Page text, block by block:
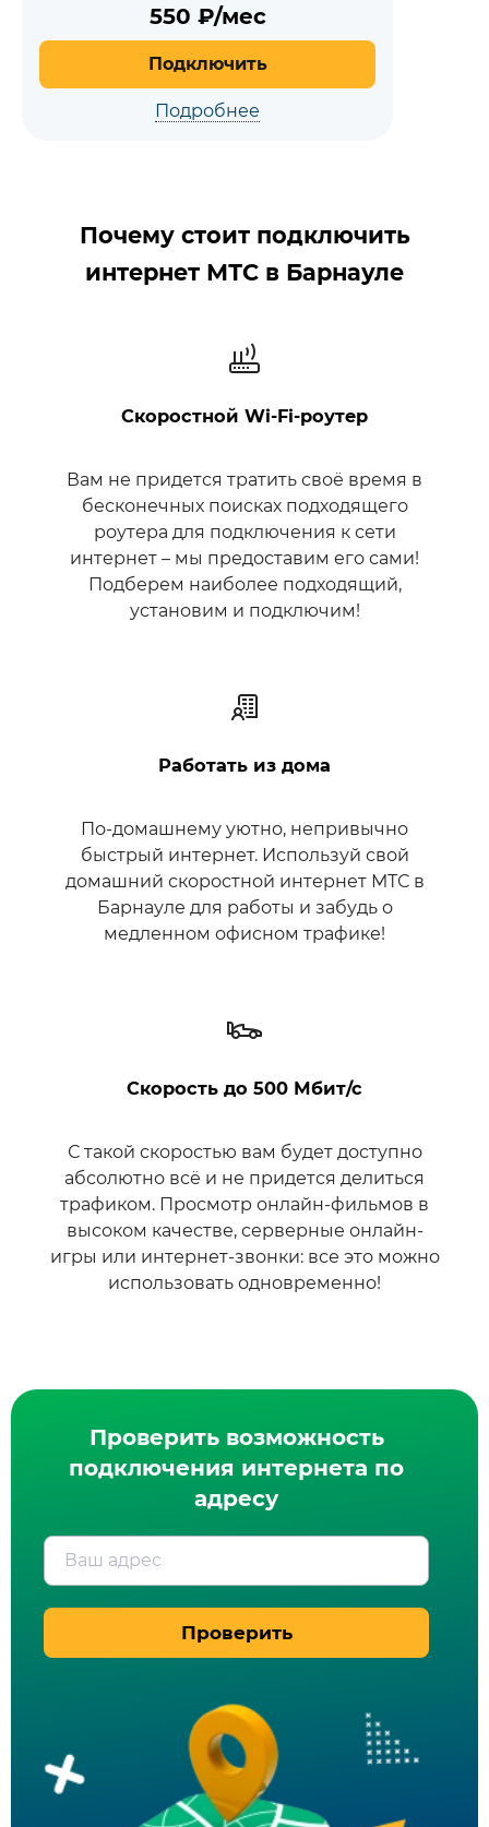
550 ₽/мес
Подключить
Подробнее
Почему стоит подключить
интернет МТС в Барнауле
Скоростной Wi‑Fi‑роутер
Вам не придется тратить своё время в
бесконечных поисках подходящего
роутера для подключения к сети
интернет – мы предоставим его сами!
Подберем наиболее подходящий,
установим и подключим!
Работать из дома
По-домашнему уютно, непривычно
быстрый интернет. Используй свой
домашний скоростной интернет МТС в
Барнауле для работы и забудь о
медленном офисном трафике!
Скорость до 500 Мбит/с
С такой скоростью вам будет доступно
абсолютно всё и не придется делиться
трафиком. Просмотр онлайн-фильмов в
высоком качестве, серверные онлайн-
игры или интернет-звонки: все это можно
использовать одновременно!
Проверить возможность
подключения интернета по
адресу
Ваш адрес
Проверить